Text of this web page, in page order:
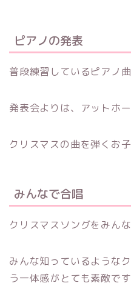
ピアノの発表
普段練習しているピアノ
発表会よりは、アットホ
クリスマスの曲を弾くお
みんなで合唱
クリスマスソングをみん
みんな知っているような
う一体感がとても素敵です